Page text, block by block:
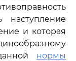
и которая
нормы